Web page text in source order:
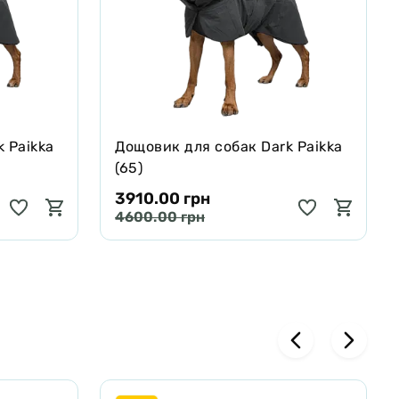
Paikka
Дощовик для собак Dark Paikka
(65)
3910.00 грн
4600.00 грн